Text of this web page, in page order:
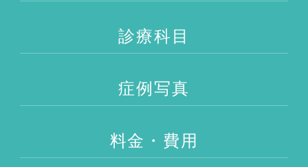
診療科目
症例写真
料金・費用